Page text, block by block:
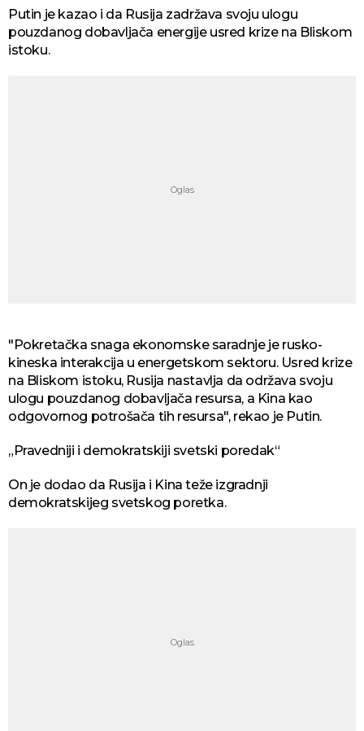
Putin je kazao i da Rusija zadržava svoju ulogu
pouzdanog dobavljača energije usred krize na Bliskom
istoku.
"Pokretačka snaga ekonomske saradnje je rusko-
kineska interakcija u energetskom sektoru. Usred krize
na Bliskom istoku, Rusija nastavlja da održava svoju
ulogu pouzdanog dobavljača resursa, a Kina kao
odgovornog potrošača tih resursa", rekao je Putin.
„Pravedniji i demokratskiji svetski poredak“
On je dodao da Rusija i Kina teže izgradnji
demokratskijeg svetskog poretka.